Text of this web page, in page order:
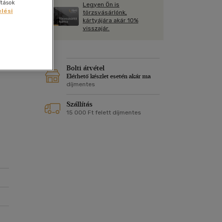
Kártya
Képeslap
Naptár
Vallás, mitológia
Legyen Ön is
törzsvásárlónk,
kártyájára akár 10%
visszajár.
Bolti átvétel
Elérhető készlet esetén akár ma
díjmentes
Szállítás
15 000 Ft felett díjmentes